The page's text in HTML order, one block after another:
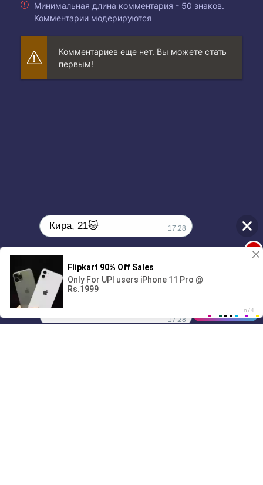
Минимальная длина комментария - 50 знаков.
Комментарии модерируются
Комментариев еще нет. Вы можете стать
первым!
01/07
00:00
Кира, 21🐱 17:28
Поиграешь со мной? 💖🐾 1